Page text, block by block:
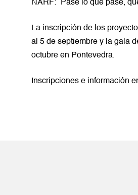
NARF: “Pase lo que pase,
La inscripción de los
al 5 de septiembre y la gala
octubre en Pontevedra.
Inscripciones e información